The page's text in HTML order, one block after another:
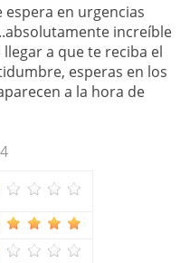
en urgencias
increíble
a que te reciba el
esperas en los
a la hora de